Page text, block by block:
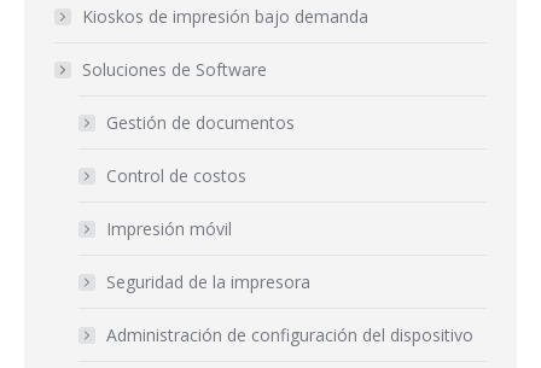
Kioskos de impresión bajo demanda
Soluciones de Software
Gestión de documentos
Control de costos
Impresión móvil
Seguridad de la impresora
Administración de configuración del dispositivo